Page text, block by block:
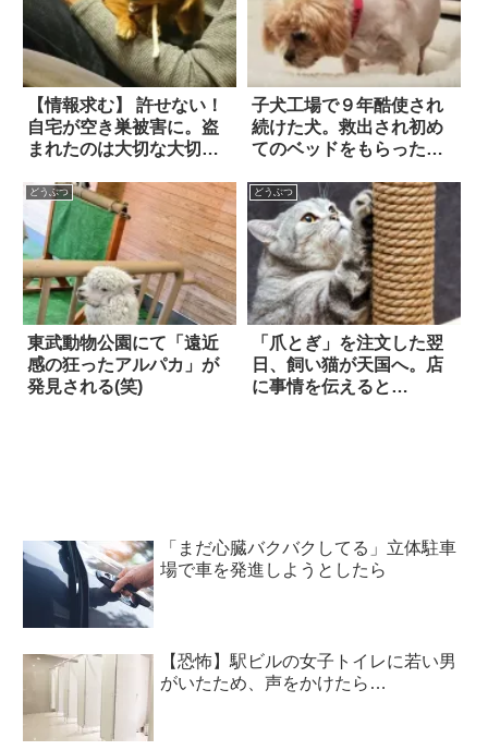
【情報求む】 許せない！
自宅が空き巣被害に。盗
まれたのは大切な大切な
子犬工場で９年酷使され
続けた犬。救出され初め
てのベッドをもらったと
どうぶつ
東武動物公園にて「遠近
感の狂ったアルパカ」が
発見される(笑)
どうぶつ
「爪とぎ」を注文した翌
日、飼い猫が天国へ。店
に事情を伝えると…
「まだ心臓バクバクしてる」立体駐車
場で車を発進しようとしたら
【恐怖】駅ビルの女子トイレに若い男
がいたため、声をかけたら…